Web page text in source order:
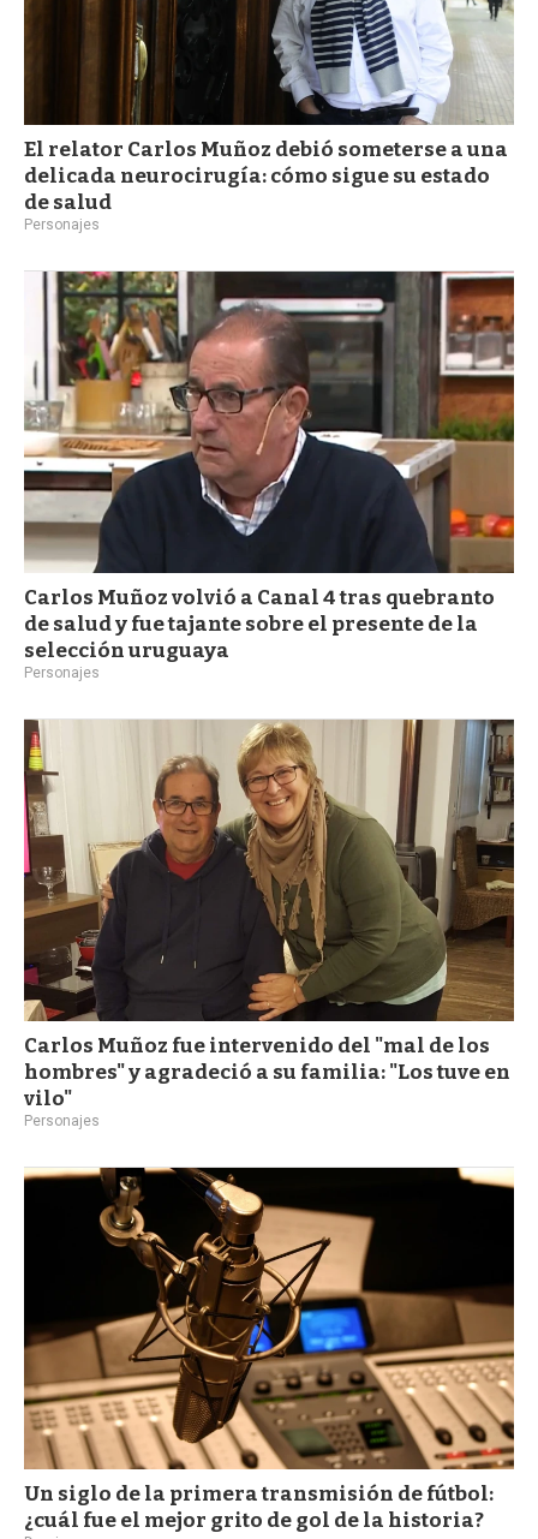
El relator Carlos Muñoz debió someterse a una
delicada neurocirugía: cómo sigue su estado
de salud
Personajes
Carlos Muñoz volvió a Canal 4 tras quebranto
de salud y fue tajante sobre el presente de la
selección uruguaya
Personajes
Carlos Muñoz fue intervenido del "mal de los
hombres" y agradeció a su familia: "Los tuve en
vilo"
Personajes
Un siglo de la primera transmisión de fútbol:
¿cuál fue el mejor grito de gol de la historia?